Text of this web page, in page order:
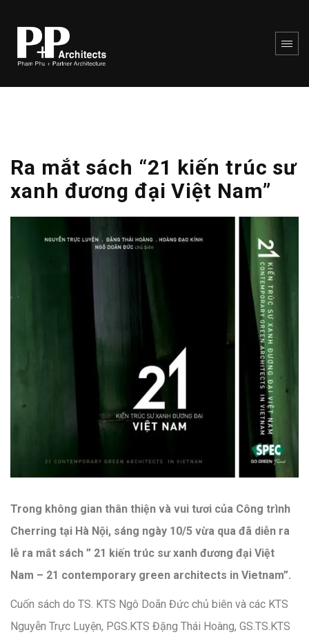
Ra mắt sách “21 kiến trúc sư
xanh đương đại Việt Nam”
Trong không gian thân thiện và vui tươi của Công trình
Cherring tại Hà Nội, sáng ngày 10/5 vừa qua đã diễn ra
lễ ra mắt sách ” 21 kiến trúc sư xanh đương đại Việt
Nam – 21 contemporary green architects in Vietnam”.
Cuốn sách do TS. KTS Ngô Doãn Đức chủ biên và các KTS
Nguyễn Trực Luyện, PGS.KTS Đặng Thái Hoàng, GS.TS.KTS